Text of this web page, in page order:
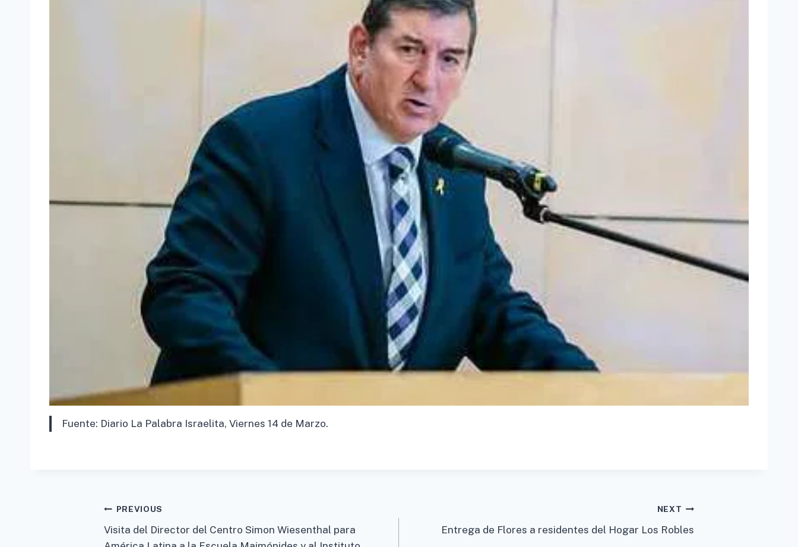
Fuente: Diario La Palabra Israelita, Viernes 14 de Marzo.
Post
navigation
PREVIOUS
Visita del Director del Centro Simon Wiesenthal para
NEXT
Entrega de Flores a residentes del Hogar Los Robles